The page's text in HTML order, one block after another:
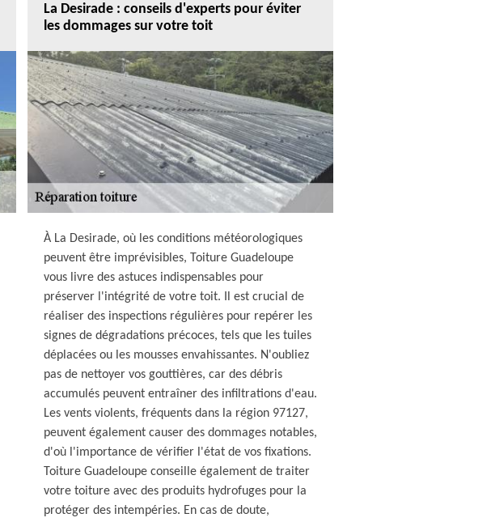
La Desirade : conseils d'experts pour éviter
les dommages sur votre toit
À La Desirade, où les conditions météorologiques
peuvent être imprévisibles, Toiture Guadeloupe
vous livre des astuces indispensables pour
préserver l'intégrité de votre toit. Il est crucial de
réaliser des inspections régulières pour repérer les
signes de dégradations précoces, tels que les tuiles
déplacées ou les mousses envahissantes. N'oubliez
pas de nettoyer vos gouttières, car des débris
accumulés peuvent entraîner des infiltrations d'eau.
Les vents violents, fréquents dans la région 97127,
peuvent également causer des dommages notables,
d'où l'importance de vérifier l'état de vos fixations.
Toiture Guadeloupe conseille également de traiter
votre toiture avec des produits hydrofuges pour la
protéger des intempéries. En cas de doute,